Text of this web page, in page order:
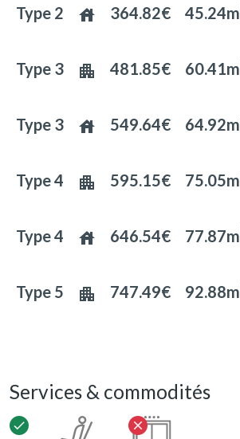
Type 2 house 364.82€ 45.24m
Type 3 apartment 481.85€ 60.41m
Type 3 house 549.64€ 64.92m
Type 4 apartment 595.15€ 75.05m
Type 4 house 646.54€ 77.87m
Type 5 apartment 747.49€ 92.88m
Services & commodités
check close